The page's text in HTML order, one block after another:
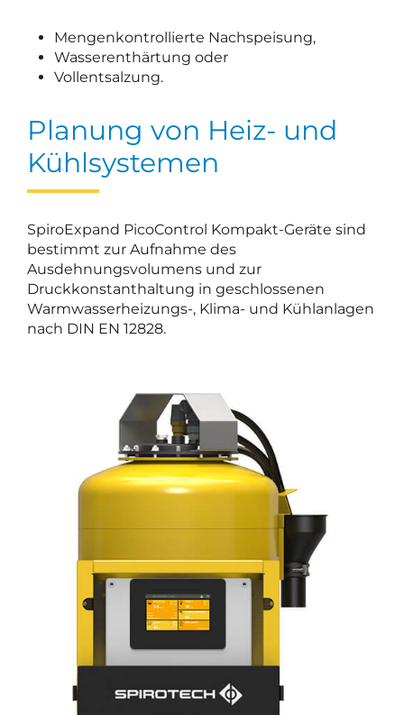
Mengenkontrollierte Nachspeisung,
Wasserenthärtung oder
Vollentsalzung.
Planung von Heiz- und
Kühlsystemen
SpiroExpand PicoControl Kompakt-Geräte sind
bestimmt zur Aufnahme des
Ausdehnungsvolumens und zur
Druckkonstanthaltung in geschlossenen
Warmwasserheizungs-, Klima- und Kühlanlagen
nach DIN EN 12828.